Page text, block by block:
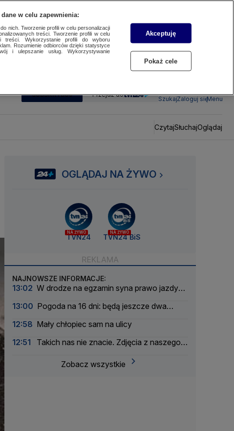
SUBSKRYBUJ Przejdź do
SzukajZaloguj sięMenu
CzytajSłuchajOglądaj
OGLĄDAJ NA ŻYWO
NA ŻYWO
TVN24
NA ŻYWO
TVN24 BiS
NAJNOWSZE INFORMACJE:
13:02 W drodze na egzamin syna prawo jazdy
13:00 Pogoda na 16 dni: będą jeszcze dwa
12:58 Mały chłopiec sam na ulicy
12:51
Takich nas nie znacie. Zdjęcia z naszego
Zobacz wszystkie
w celu zapewnienia:
nich. Tworzenie profili w celu personalizacji
treści. Tworzenie profili w celu
treści. Wykorzystanie profili do wyboru
Rozumienie odbiorców dzięki statystyce
i ulepszanie usług. Wykorzystywanie
Akceptuję
Pokaż cele